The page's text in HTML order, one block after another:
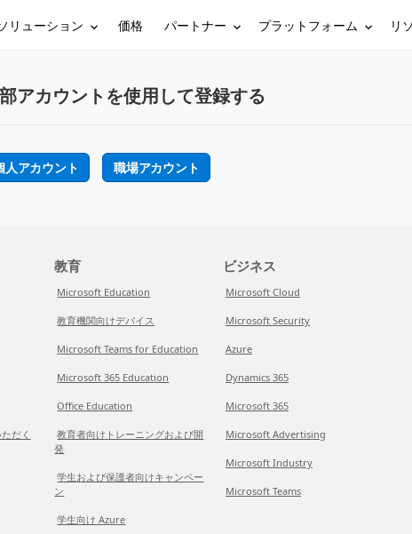
リューション 価格 パートナー プラットフォーム リ
アカウントを使用して登録する
人アカウント 職場アカウント
だく
教育
Microsoft Education
教育機関向けデバイス
Microsoft Teams for Education
Microsoft 365 Education
Office Education
教育者向けトレーニングおよび開
発
学生および保護者向けキャンペー
ン
学生向け Azure
ビジネス
Microsoft Cloud
Microsoft Security
Azure
Dynamics 365
Microsoft 365
Microsoft Advertising
Microsoft Industry
Microsoft Teams